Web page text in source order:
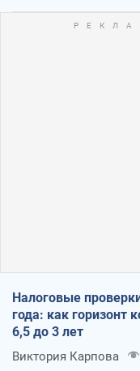
Налоговые
года: как горизонт
6,5 до 3 лет
Виктория Карпова